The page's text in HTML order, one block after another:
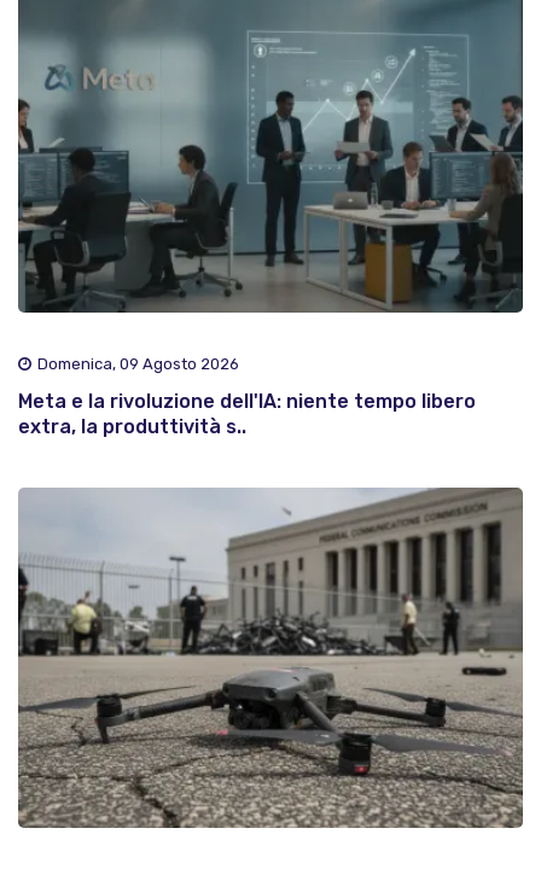
Domenica, 09 Agosto 2026
Meta e la rivoluzione dell'IA: niente tempo libero
extra, la produttività s..